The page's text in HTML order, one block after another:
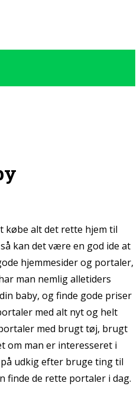
købe alt det rette hjem til
kan det være en god ide at
hjemmesider og portaler,
man nemlig alletiders
baby, og finde gode priser
med alt nyt og helt
med brugt tøj, brugt
om man er interesseret i
udkig efter bruge ting til
finde de rette portaler i dag.